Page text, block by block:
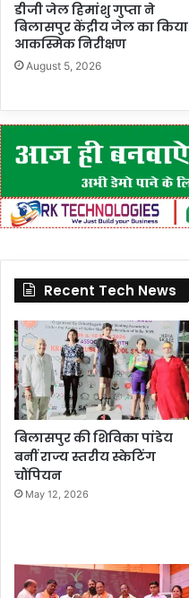
डीजी जेल हिमांशु गुप्ता ने
बिलासपुर केंद्रीय जेल का किया
आकस्मिक निरीक्षण
August 5, 2026
Recent Tech News
बिलासपुर की शिविका पांडेय
बनीं राज्य स्तरीय स्केटिंग
चौंपियन
May 12, 2026